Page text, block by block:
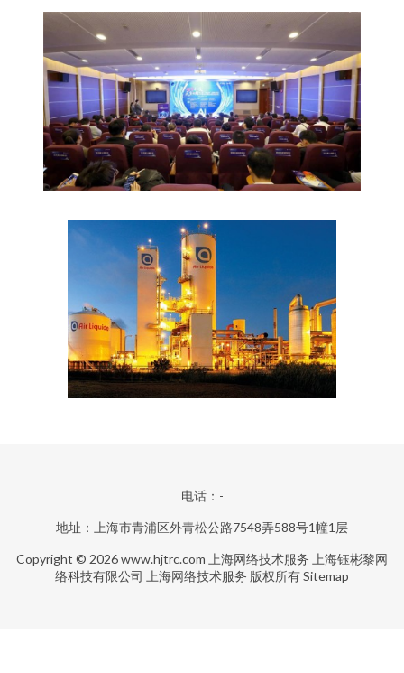
电话：-
地址：上海市青浦区外青松公路7548弄588号1幢1层
Copyright © 2026www.hjtrc.com 上海网络技术服务 上海钰彬黎网
络科技有限公司
上海网络技术服务 版权所有Sitemap